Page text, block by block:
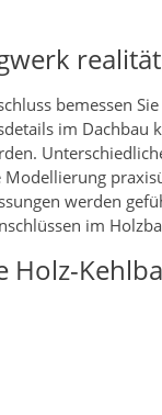
bemessen
im Dachbau
werden
im
Holz-